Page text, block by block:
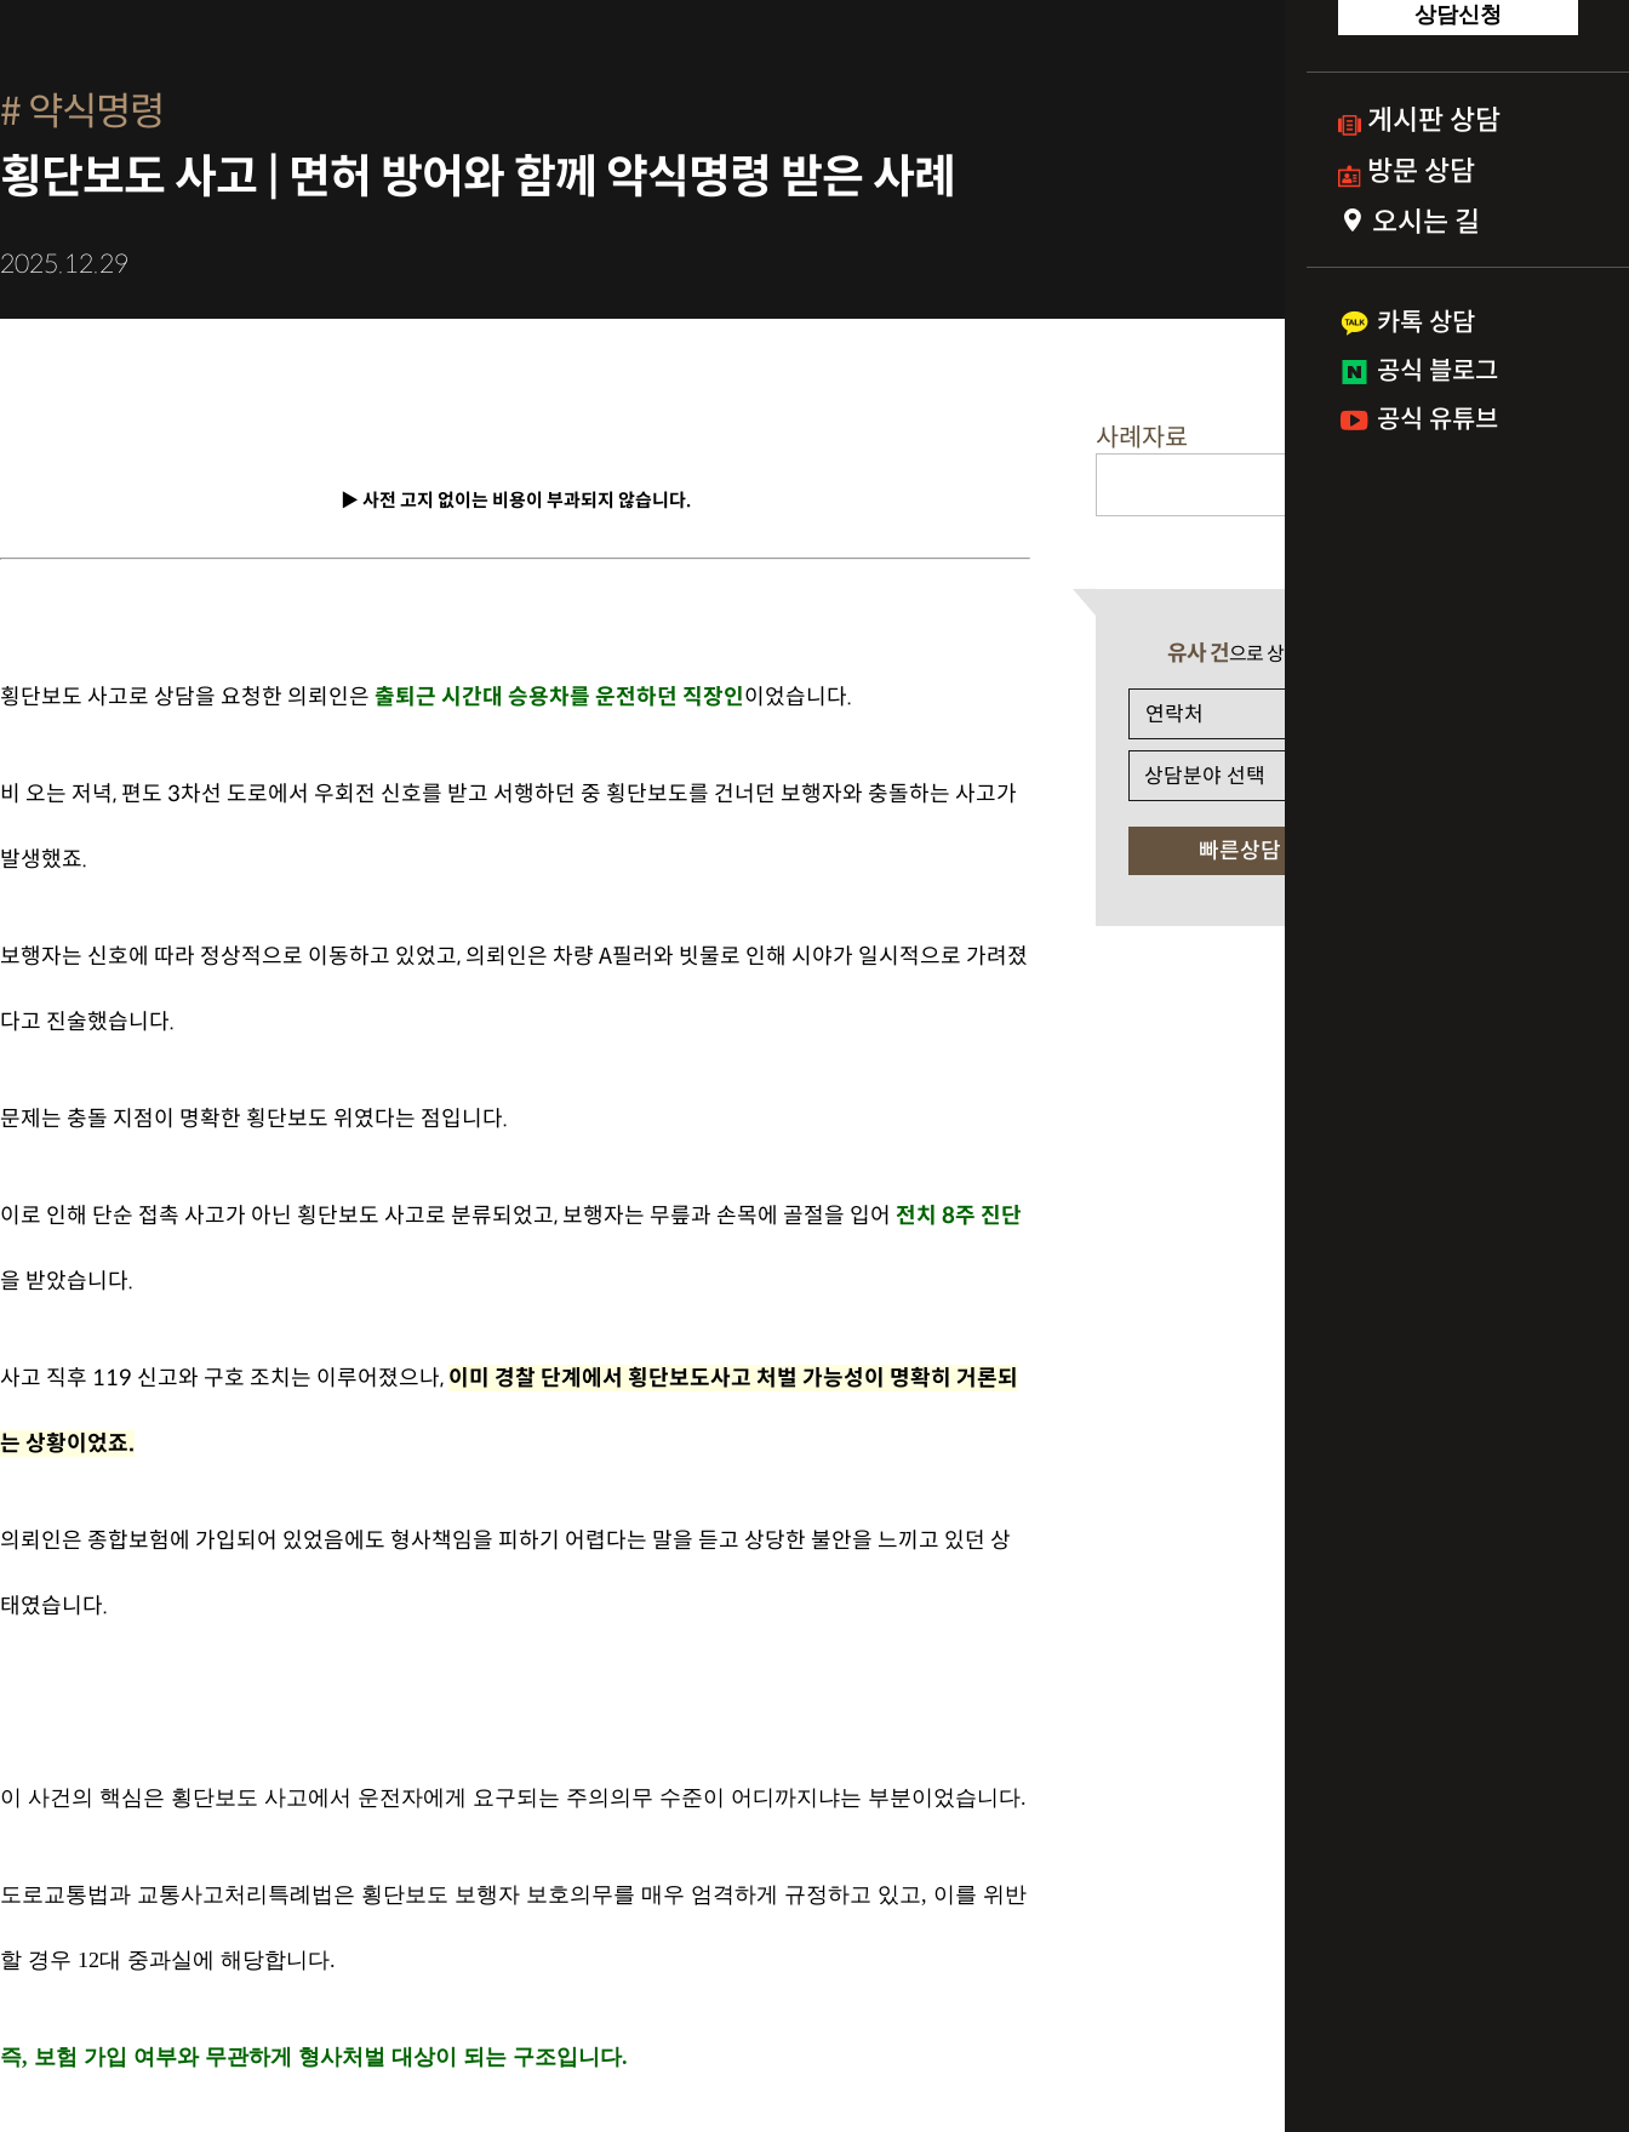
상담신청
게시판 상담
방문 상담
오시는 길
카톡 상담
공식 블로그
공식 유튜브
약식명령
횡단보도 사고 | 면허 방어와 함께 약식명령 받은 사례
2025.12.29
▶ 사전 고지 없이는 비용이 부과되지 않습니다.
횡단보도 사고로 상담을 요청한 의뢰인은 출퇴근 시간대 승용차를 운전하던 직장인이었습니다.
비 오는 저녁, 편도 3차선 도로에서 우회전 신호를 받고 서행하던 중 횡단보도를 건너던 보행자와 충돌하는 사고가
발생했죠.
보행자는 신호에 따라 정상적으로 이동하고 있었고, 의뢰인은 차량 A필러와 빗물로 인해 시야가 일시적으로 가려졌
다고 진술했습니다.
문제는 충돌 지점이 명확한 횡단보도 위였다는 점입니다.
이로 인해 단순 접촉 사고가 아닌 횡단보도 사고로 분류되었고, 보행자는 무릎과 손목에 골절을 입어 전치 8주 진단
을 받았습니다.
사고 직후 119 신고와 구호 조치는 이루어졌으나, 이미 경찰 단계에서 횡단보도사고 처벌 가능성이 명확히 거론되
는 상황이었죠.
의뢰인은 종합보험에 가입되어 있었음에도 형사책임을 피하기 어렵다는 말을 듣고 상당한 불안을 느끼고 있던 상
태였습니다.
이 사건의 핵심은 횡단보도 사고에서 운전자에게 요구되는 주의의무 수준이 어디까지냐는 부분이었습니다.
도로교통법과 교통사고처리특례법은 횡단보도 보행자 보호의무를 매우 엄격하게 규정하고 있고, 이를 위반
할 경우 12대 중과실에 해당합니다.
즉, 보험 가입 여부와 무관하게 형사처벌 대상이 되는 구조입니다.
사례자료
유사 건으로 상담 필요 시